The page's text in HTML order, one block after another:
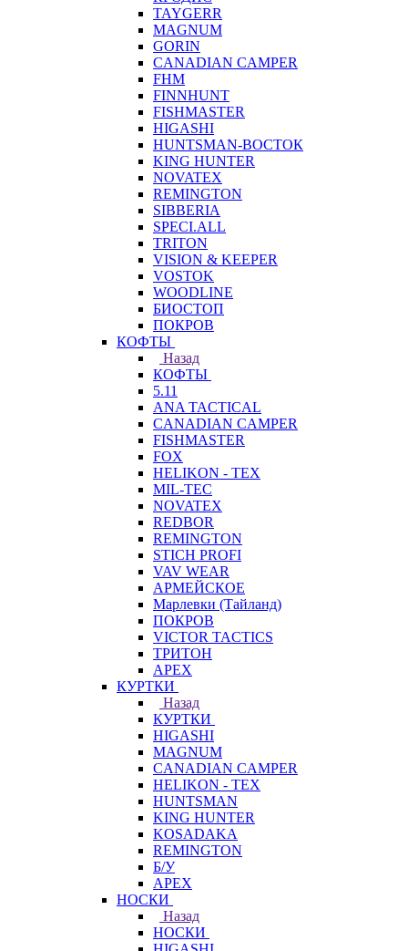
TAYGERR
MAGNUM
GORIN
CANADIAN CAMPER
FHM
FINNHUNT
FISHMASTER
HIGASHI
HUNTSMAN-ВОСТОК
KING HUNTER
NOVATEX
REMINGTON
SIBBERIA
SPECI.ALL
TRITON
VISION & KEEPER
VOSTOK
WOODLINE
БИОСТОП
ПОКРОВ
КОФТЫ
Назад
КОФТЫ
5.11
ANA TACTICAL
CANADIAN CAMPER
FISHMASTER
FOX
HELIKON - TEX
MIL-TEC
NOVATEX
REDBOR
REMINGTON
STICH PROFI
VAV WEAR
АРМЕЙСКОЕ
Марлевки (Тайланд)
ПОКРОВ
VICTOR TACTICS
ТРИТОН
APEX
КУРТКИ
Назад
КУРТКИ
HIGASHI
MAGNUM
CANADIAN CAMPER
HELIKON - TEX
HUNTSMAN
KING HUNTER
KOSADAKA
REMINGTON
Б/У
APEX
НОСКИ
Назад
НОСКИ